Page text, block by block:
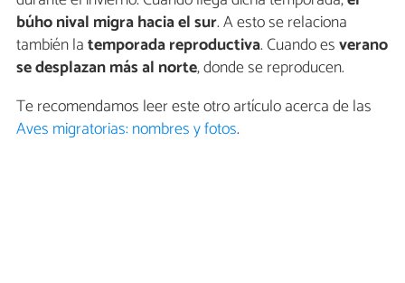
búho nival migra hacia el sur. A esto se relaciona
también latemporada reproductiva. Cuando esverano
se desplazan más al norte, donde se reproducen.
Te recomendamos leer este otro artículo acerca de las
Aves migratorias: nombres y fotos.